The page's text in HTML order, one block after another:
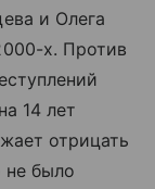
и Олега
х. Против
14 лет
отрицать
не было